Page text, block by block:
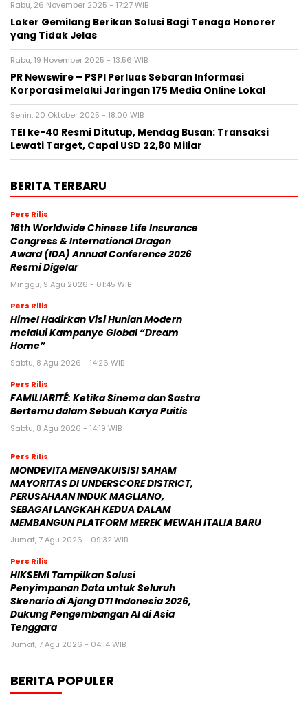
Rabu, 26 November 2025 - 17:27 WIB
Loker Gemilang Berikan Solusi Bagi Tenaga Honorer
yang Tidak Jelas
Rabu, 19 November 2025 - 13:56 WIB
PR Newswire – PSPI Perluas Sebaran Informasi
Korporasi melalui Jaringan 175 Media Online Lokal
Senin, 20 Oktober 2025 - 18:00 WIB
TEI ke-40 Resmi Ditutup, Mendag Busan: Transaksi
Lewati Target, Capai USD 22,80 Miliar
BERITA TERBARU
Pers Rilis
16th Worldwide Chinese Life Insurance
Congress & International Dragon
Award (IDA) Annual Conference 2026
Resmi Digelar
Minggu, 9 Agu 2026 - 01:45 WIB
Pers Rilis
Himel Hadirkan Visi Hunian Modern
melalui Kampanye Global “Dream
Home”
Sabtu, 8 Agu 2026 - 14:26 WIB
Pers Rilis
FAMILIARITÉ: Ketika Sinema dan Sastra
Bertemu dalam Sebuah Karya Puitis
Sabtu, 8 Agu 2026 - 14:19 WIB
Pers Rilis
MONDEVITA MENGAKUISISI SAHAM
MAYORITAS DI UNDERSCORE DISTRICT,
PERUSAHAAN INDUK MAGLIANO,
SEBAGAI LANGKAH KEDUA DALAM
MEMBANGUN PLATFORM MEREK MEWAH ITALIA BARU
Jumat, 7 Agu 2026 - 09:32 WIB
Pers Rilis
HIKSEMI Tampilkan Solusi
Penyimpanan Data untuk Seluruh
Skenario di Ajang DTI Indonesia 2026,
Dukung Pengembangan AI di Asia
Tenggara
Jumat, 7 Agu 2026 - 04:14 WIB
BERITA POPULER